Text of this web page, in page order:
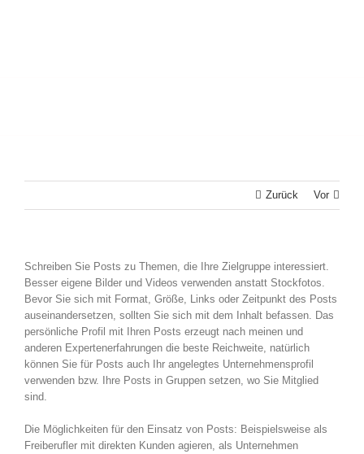
Zurück Vor
Schreiben Sie Posts zu Themen, die Ihre Zielgruppe interessiert.
Besser eigene Bilder und Videos verwenden anstatt Stockfotos.
Bevor Sie sich mit Format, Größe, Links oder Zeitpunkt des Posts
auseinandersetzen, sollten Sie sich mit dem Inhalt befassen. Das
persönliche Profil mit Ihren Posts erzeugt nach meinen und
anderen Expertenerfahrungen die beste Reichweite, natürlich
können Sie für Posts auch Ihr angelegtes Unternehmensprofil
verwenden bzw. Ihre Posts in Gruppen setzen, wo Sie Mitglied
sind.
Die Möglichkeiten für den Einsatz von Posts: Beispielsweise als
Freiberufler mit direkten Kunden agieren, als Unternehmen